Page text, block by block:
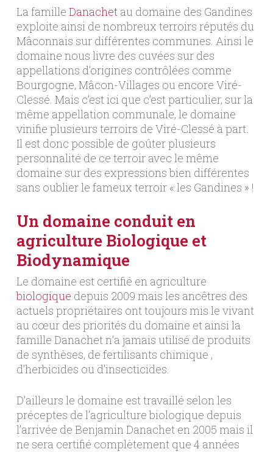
La famille Danachetau domaine des Gandines
exploite ainsi de nombreux terroirs réputés du
Mâconnais sur différentes communes. Ainsi le
domaine nous livre des cuvées sur des
appellations d’origines contrôlées comme
Bourgogne, Mâcon-Villages ou encore Viré-
Clessé. Mais c’est ici que c’est particulier, sur la
même appellation communale, le domaine
vinifie plusieurs terroirs de Viré-Clessé à part.
Il est donc possible de goûter plusieurs
personnalité de ce terroir avec le même
domaine sur des expressions bien différentes
sans oublier le fameux terroir « les Gandines » !
Un domaine conduit en
agriculture Biologique et
Biodynamique
Le domaine est certifié en agriculture
biologique depuis 2009 mais les ancêtres des
actuels propriétaires ont toujours mis le vivant
au cœur des priorités du domaine et ainsi la
famille Danachet n’a jamais utilisé de produits
de synthèses, de fertilisants chimique ,
d’herbicides ou d’insecticides.
D’ailleurs le domaine est travaillé selon les
préceptes de l’agriculture biologique depuis
l’arrivée de Benjamin Danachet en 2005 mais il
ne sera certifié complètement que 4 années